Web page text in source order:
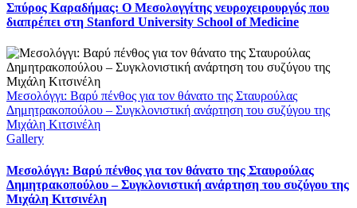
Σπύρος Καραδήμας: Ο Μεσολογγίτης νευροχειρουργός που
διαπρέπει στη Stanford University School of Medicine
Μεσολόγγι: Βαρύ πένθος για τον θάνατο της Σταυρούλας
Δημητρακοπούλου – Συγκλονιστική ανάρτηση του συζύγου της
Μιχάλη Κιτσινέλη
Gallery
Μεσολόγγι: Βαρύ πένθος για τον θάνατο της Σταυρούλας
Δημητρακοπούλου – Συγκλονιστική ανάρτηση του συζύγου της
Μιχάλη Κιτσινέλη